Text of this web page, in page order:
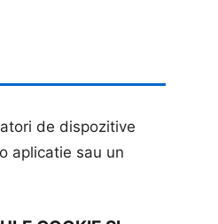
de dispozitive
aplicatie sau un